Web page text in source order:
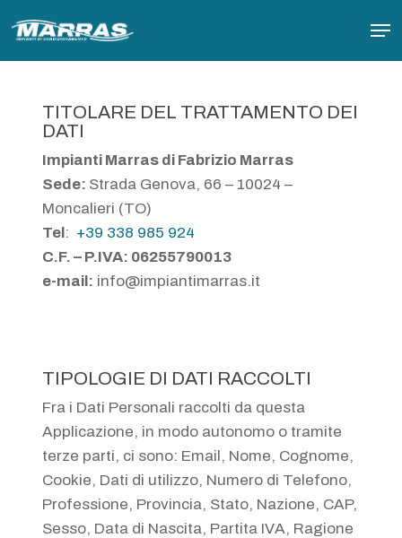
main
TITOLARE DEL TRATTAMENTO DEI
DATI
Impianti Marras di Fabrizio Marras
Sede: Strada Genova, 66 – 10024 –
Moncalieri (TO)
Tel: +39 338 985 924
C.F. – P.IVA: 06255790013
e-mail: info@impiantimarras.it
TIPOLOGIE DI DATI RACCOLTI
Fra i Dati Personali raccolti da questa
Applicazione, in modo autonomo o tramite
terze parti, ci sono: Email, Nome, Cognome,
Cookie, Dati di utilizzo, Numero di Telefono,
Professione, Provincia, Stato, Nazione, CAP,
Sesso, Data di Nascita, Partita IVA, Ragione